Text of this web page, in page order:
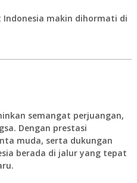
Indonesia makin dihormati di
semangat perjuangan,
Dengan prestasi
muda, serta dukungan
berada di jalur yang tepat